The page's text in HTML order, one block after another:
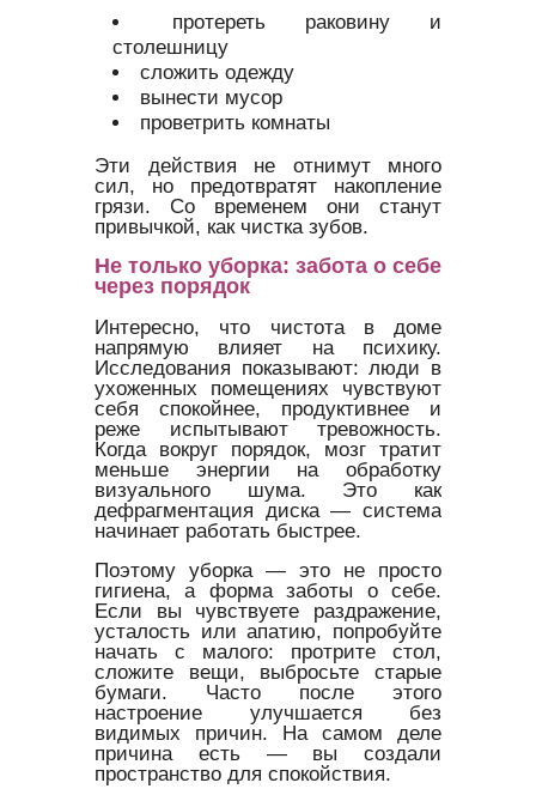
протереть раковину и
столешницу
сложить одежду
вынести мусор
проветрить комнаты
Эти действия не отнимут много
сил, но предотвратят накопление
грязи. Со временем они станут
привычкой, как чистка зубов.
Не только уборка: забота о себе
через порядок
Интересно, что чистота в доме
напрямую влияет на психику.
Исследования показывают: люди в
ухоженных помещениях чувствуют
себя спокойнее, продуктивнее и
реже испытывают тревожность.
Когда вокруг порядок, мозг тратит
меньше энергии на обработку
визуального шума. Это как
дефрагментация диска — система
начинает работать быстрее.
Поэтому уборка — это не просто
гигиена, а форма заботы о себе.
Если вы чувствуете раздражение,
усталость или апатию, попробуйте
начать с малого: протрите стол,
сложите вещи, выбросьте старые
бумаги. Часто после этого
настроение улучшается без
видимых причин. На самом деле
причина есть — вы создали
пространство для спокойствия.